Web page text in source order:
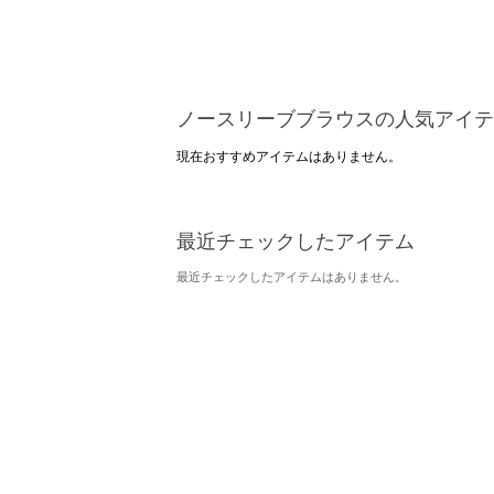
ノースリーブブラウスの人気アイ
現在おすすめアイテムはありません。
最近チェックしたアイテム
最近チェックしたアイテムはありません。